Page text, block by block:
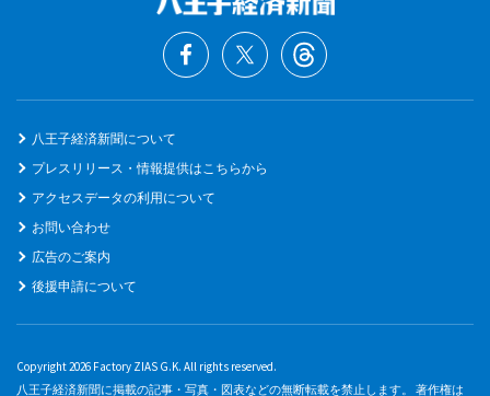
八王子経済新聞について
プレスリリース・情報提供はこちらから
アクセスデータの利用について
お問い合わせ
広告のご案内
後援申請について
Copyright 2026 Factory ZIAS G.K. All rights reserved.
八王子経済新聞に掲載の記事・写真・図表などの無断転載を禁止します。 著作権は